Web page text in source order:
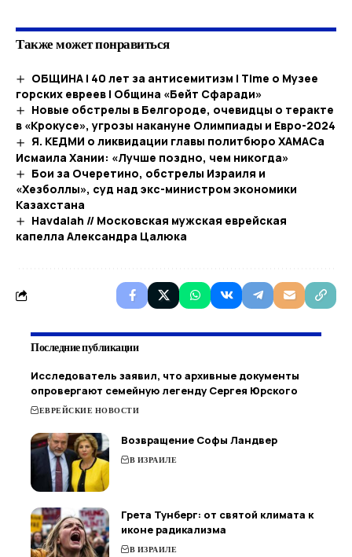
Также может понравиться
ОБЩИНА | 40 лет за антисемитизм | Time o Музее
горских евреев | Община «Бейт Сфаради»
Новые обстрелы в Белгороде, очевидцы о теракте
в «Крокусе», угрозы накануне Олимпиады и Евро-2024
Я. КЕДМИ о ликвидации главы политбюро ХАМАСа
Исмаила Хании: «Лучше поздно, чем никогда»
Бои за Очеретино, обстрелы Израиля и
«Хезболлы», суд над экс-министром экономики
Казахстана
Havdalah // Московская мужская еврейская
капелла Александра Цалюка
Последние публикации
Исследователь заявил, что архивные документы
опровергают семейную легенду Сергея Юрского
ЕВРЕЙСКИЕ НОВОСТИ
Возвращение Софы Ландвер
В ИЗРАИЛЕ
Грета Тунберг: от святой климата к
иконе радикализма
В ИЗРАИЛЕ